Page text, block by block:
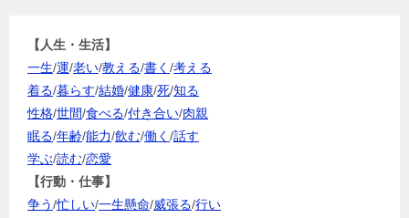
【人生・生活】
一生/運/老い/教える/書く /考える
着る/暮らす/結婚/健康/死/知る
性格/世間/食べる/付き合い/肉親
眠る/年齢/能力/飲む/働く /話す
学ぶ/読む/恋愛
【行動・仕事】
争う/忙しい/一生懸命/威張る/行い